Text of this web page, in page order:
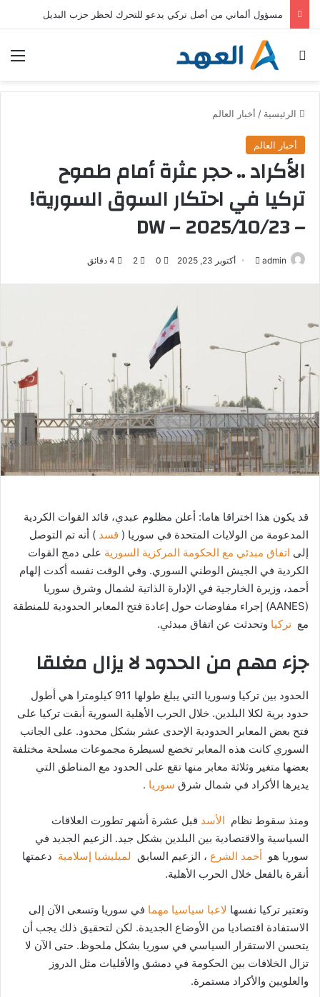
خطط حكومية وأوجه قصور وانتقادات .. كيف تواجه ألمانيا الحرّ؟
بحث عن
الرئيسية / أخبار العالم
أخبار العالم
الأكراد .. حجر عثرة أمام طموح
تركيا في احتكار السوق السورية!
– DW – 2025/10/23
admin
ا
إ
ل
ك
ت
ي
ا
أكتوبر 23, 2025 0
2
قد يكون هذا اختراقا هاما: أعلن مظلوم عبدي، قائد القوات الكردية
المدعومة من الولايات المتحدة في سوريا ( قسد ) أنه تم التوصل
إلى اتفاق مبدئي مع الحكومة المركزية السورية على دمج القوات
الكردية في الجيش الوطني السوري. وفي الوقت نفسه أكدت إلهام
أحمد، وزيرة الخارجية في الإدارة الذاتية لشمال وشرق سوريا
(AANES) إجراء مفاوضات حول إعادة فتح المعابر الحدودية للمنطقة
مع تركيا وتحدثت عن اتفاق مبدئي.
جزء مهم من الحدود لا يزال مغلقا
الحدود بين تركيا وسوريا التي يبلغ طولها 911 كيلومترا هي أطول
حدود برية لكلا البلدين. خلال الحرب الأهلية السورية أبقت تركيا على
فتح بعض المعابر الحدودية الإحدى عشر بشكل محدود. على الجانب
السوري كانت هذه المعابر تخضع لسيطرة مجموعات مسلحة مختلفة
بعضها متغير وثلاثة معابر منها تقع على الحدود مع المناطق التي
يديرها الأكراد في شمال شرق سوريا .
ومنذ سقوط نظام الأسد قبل عشرة أشهر تطورت العلاقات
السياسية والاقتصادية بين البلدين بشكل جيد. الزعيم الجديد في
سوريا هو أحمد الشرع ، الزعيم السابق لميليشيا إسلامية دعمتها
أنقرة بالفعل خلال الحرب الأهلية.
وتعتبر تركيا نفسها لاعبا سياسيا مهما في سوريا وتسعى الآن إلى
الاستفادة اقتصاديا من الأوضاع الجديدة. لكن لتحقيق ذلك يجب أن
يتحسن الاستقرار السياسي في سوريا بشكل ملحوظ. حتى الآن لا
تزال الخلافات بين الحكومة في دمشق والأقليات مثل الدروز
والعلويين والأكراد مستمرة.